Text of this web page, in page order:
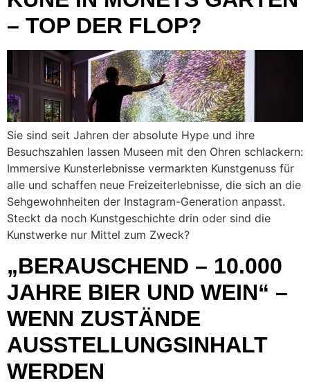
– TOP DER FLOP?
Sie sind seit Jahren der absolute Hype und ihre
Besuchszahlen lassen Museen mit den Ohren schlackern:
Immersive Kunsterlebnisse vermarkten Kunstgenuss für
alle und schaffen neue Freizeiterlebnisse, die sich an die
Sehgewohnheiten der Instagram-Generation anpasst.
Steckt da noch Kunstgeschichte drin oder sind die
Kunstwerke nur Mittel zum Zweck?
„BERAUSCHEND – 10.000
JAHRE BIER UND WEIN“ –
WENN ZUSTÄNDE
AUSSTELLUNGSINHALT
WERDEN